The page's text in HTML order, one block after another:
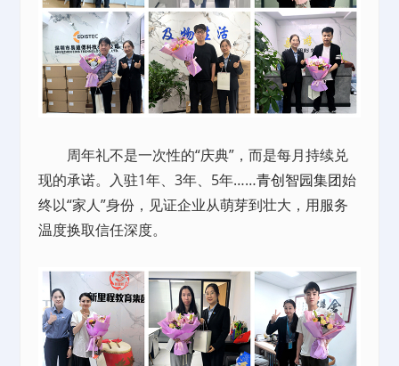
周年礼不是一次性的“庆典”，而是每月持续兑
现的承诺。入驻1年、3年、5年……青创智园集团始
终以“家人”身份，见证企业从萌芽到壮大，用服务
温度换取信任深度。